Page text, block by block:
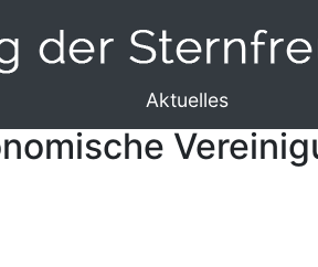
Aktuelles